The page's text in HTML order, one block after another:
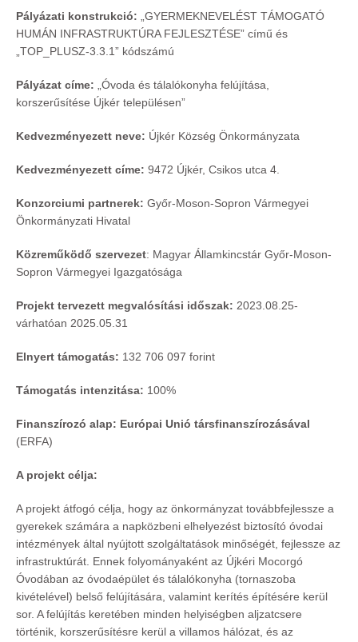
Pályázati konstrukció:
„GYERMEKNEVELÉST TÁMOGATÓ
HUMÁN INFRASTRUKTÚRA FEJLESZTÉSE” című és
„TOP_PLUSZ-3.3.1” kódszámú
Pályázat címe:
„Óvoda és tálalókonyha felújítása,
korszerűsítése Újkér településen”
Kedvezményezett neve: Újkér Község Önkormányzata
Kedvezményezett címe: 9472 Újkér, Csikos utca 4.
Konzorciumi partnerek: Győr-Moson-Sopron Vármegyei
Önkormányzati Hivatal
Közreműködő szervezet: Magyar Államkincstár Győr-Moson-
Sopron Vármegyei Igazgatósága
Projekt tervezett megvalósítási időszak: 2023.08.25-
várhatóan 2025.05.31
Elnyert támogatás: 132 706 097 forint
Támogatás intenzitása: 100%
Finanszírozó alap: Európai Unió társfinanszírozásával
(ERFA)
A projekt célja:
A projekt átfogó célja, hogy az önkormányzat továbbfejlessze a
gyerekek számára a napközbeni elhelyezést biztosító óvodai
intézmények által nyújtott szolgáltatások minőségét, fejlessze az
infrastruktúrát. Ennek folyományaként az Újkéri Mocorgó
Óvodában az óvodaépület és tálalókonyha (tornaszoba
kivételével) belső felújítására, valamint kerítés építésére kerül
sor. A felújítás keretében minden helyiségben aljzatcsere
történik, korszerűsítésre kerül a villamos hálózat, és az